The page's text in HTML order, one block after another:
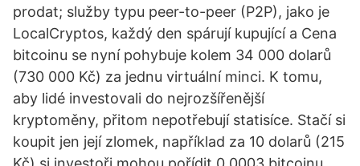
prodat; služby typu peer-to-peer (P2P), jako je
LocalCryptos, každý den spárují kupující a Cena
bitcoinu se nyní pohybuje kolem 34 000 dolarů
(730 000 Kč) za jednu virtuální minci. K tomu,
aby lidé investovali do nejrozšířenější
kryptoměny, přitom nepotřebují statisíce. Stačí si
koupit jen její zlomek, například za 10 dolarů (215